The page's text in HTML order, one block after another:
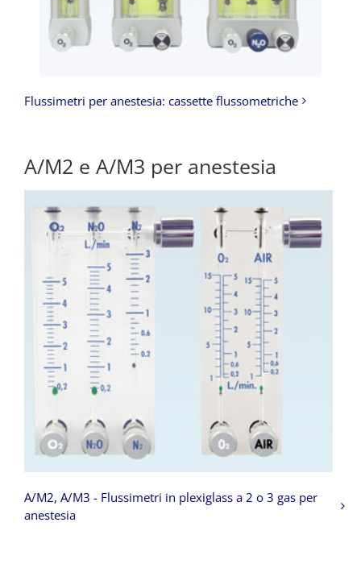
Flussimetri per anestesia: cassette flussometriche
A/M2 e A/M3 per anestesia
A/M2, A/M3 - Flussimetri in plexiglass a 2 o 3 gas per
anestesia